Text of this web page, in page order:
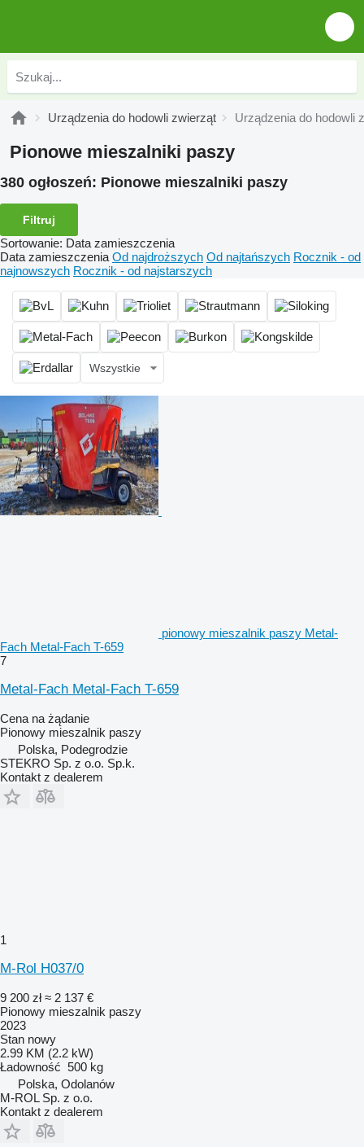
Urządzenia do hodowli zwierząt Urządzenia do hodowli
Pionowe mieszalniki paszy
380 ogłoszeń: Pionowe mieszalniki paszy
Filtruj
Sortowanie: Data zamieszczenia
Data zamieszczenia Od najdroższych Od najtańszych Rocznik - od
najnowszych Rocznik - od najstarszych
Wszystkie
pionowy mieszalnik paszy Metal-
Fach Metal-Fach T-659
7
Metal-Fach Metal-Fach T-659
Cena na żądanie
Pionowy mieszalnik paszy
Polska, Podegrodzie
STEKRO Sp. z o.o. Sp.k.
Kontakt z dealerem
1
M-Rol H037/0
9 200 zł ≈ 2 137 €
Pionowy mieszalnik paszy
2023
Stan nowy
2.99 KM (2.2 kW)
Ładowność 500 kg
Polska, Odolanów
M-ROL Sp. z o.o.
Kontakt z dealerem